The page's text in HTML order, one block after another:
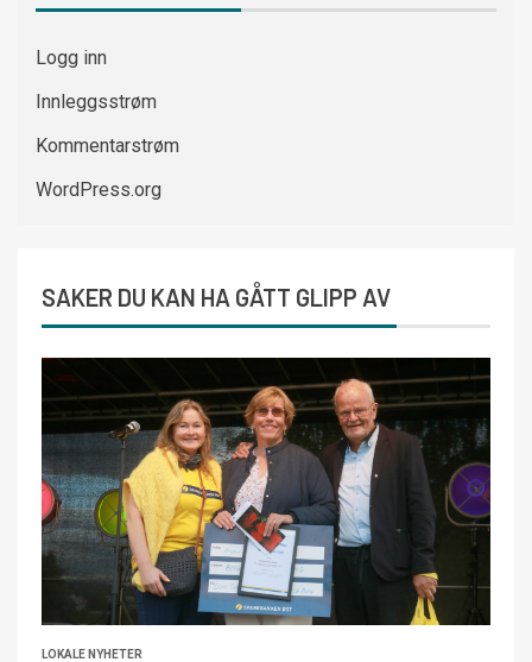
Logg inn
Innleggsstrøm
Kommentarstrøm
WordPress.org
SAKER DU KAN HA GÅTT GLIPP AV
LOKALE NYHETER